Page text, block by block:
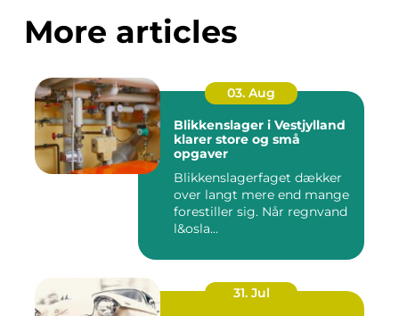
More articles
03. Aug
Blikkenslager i Vestjylland
klarer store og små
opgaver
Blikkenslagerfaget dækker
over langt mere end mange
forestiller sig. Når regnvand
l&osla...
31. Jul